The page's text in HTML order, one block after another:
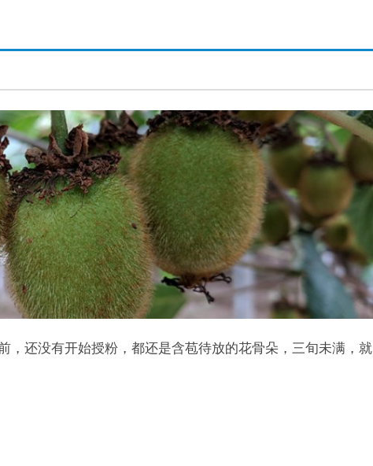
，还没有开始授粉，都还是含苞待放的花骨朵，三旬未满，